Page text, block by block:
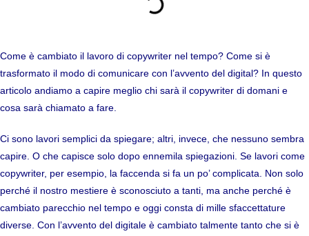
Come è cambiato il lavoro di copywriter nel tempo? Come si è
trasformato il modo di comunicare con l’avvento del digital? In questo
articolo andiamo a capire meglio chi sarà il copywriter di domani e
cosa sarà chiamato a fare.
Ci sono lavori semplici da spiegare; altri, invece, che nessuno sembra
capire. O che capisce solo dopo ennemila spiegazioni. Se lavori come
copywriter, per esempio, la faccenda si fa un po’ complicata. Non solo
perché il nostro mestiere è sconosciuto a tanti, ma anche perché è
cambiato parecchio nel tempo e oggi consta di mille sfaccettature
diverse. Con l’avvento del digitale è cambiato talmente tanto che si è